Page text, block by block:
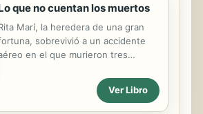
que no cuentan los muertos
Marí, la heredera de una gran
sobrevivió a un accidente
en el que murieron tres
alejada de su marido e hijos, hundida
en la culpa, vive recluida en su
al borde del mar, en
Ver Libro